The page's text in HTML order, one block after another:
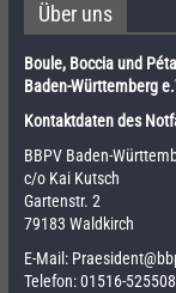
Über uns
Boule, Boccia und
Baden-Württemberg
Kontaktdaten des
BBPV Baden-
c/o Kai Kutsch
Gartenstr. 2
79183 Waldkirch
E-Mail:
Telefon:01516-